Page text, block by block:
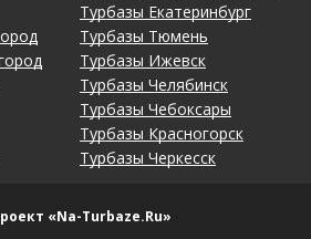
Турбазы Екатеринбург
Турбазы Тюмень
Турбазы Ижевск
Турбазы Челябинск
Турбазы Чебоксары
Турбазы Красногорск
Турбазы Черкесск
«Na-Turbaze.Ru»